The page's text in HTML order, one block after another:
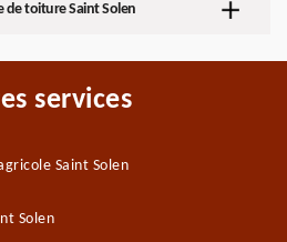
de toiture Saint Solen
services
Saint Solen
Solen